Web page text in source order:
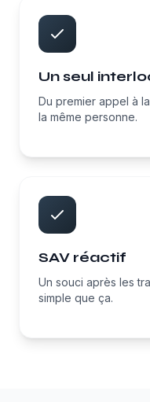
Un seul
Du premier appel à
la même personne.
SAV réactif
Un souci après les
simple que ça.